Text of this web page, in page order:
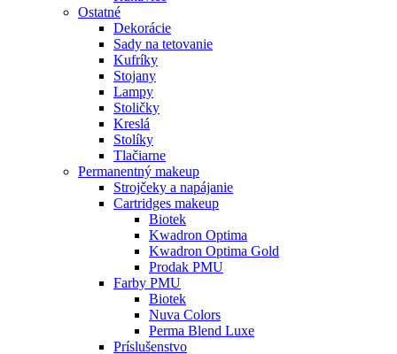
Ostatné
Dekorácie
Sady na tetovanie
Kufríky
Stojany
Lampy
Stoličky
Kreslá
Stolíky
Tlačiarne
Permanentný makeup
Strojčeky a napájanie
Cartridges makeup
Biotek
Kwadron Optima
Kwadron Optima Gold
Prodak PMU
Farby PMU
Biotek
Nuva Colors
Perma Blend Luxe
Príslušenstvo